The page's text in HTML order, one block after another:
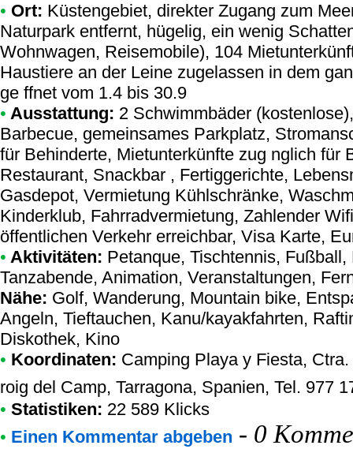
• Ort: Küstengebiet, direkter Zugang zum
Naturpark entfernt, hügelig, ein wenig
Wohnwagen, Reisemobile), 104
Haustiere an der Leine zugelassen in dem
ge ffnet vom 1.4 bis 30.9
• Ausstattung: 2 Schwimmbäder
Barbecue, gemeinsames Parkplatz,
für Behinderte, Mietunterkünfte zug nglich für
Restaurant, Snackbar , Fertiggerichte,
Gasdepot, Vermietung Kühlschränke,
Kinderklub, Fahrradvermietung, Zahlender
öffentlichen Verkehr erreichbar, Visa Karte,
• Aktivitäten: Petanque, Tischtennis,
Tanzabende, Animation, Veranstaltungen,
Nähe: Golf, Wanderung, Mountain bike,
Angeln, Tieftauchen, Kanu/kayakfahrten,
Diskothek, Kino
• Koordinaten: Camping Playa y Fiesta,
roig del Camp, Tarragona, Spanien, Tel. 977
• Statistiken: 22 589 Klicks
• Einen Kommentar abgeben - 0